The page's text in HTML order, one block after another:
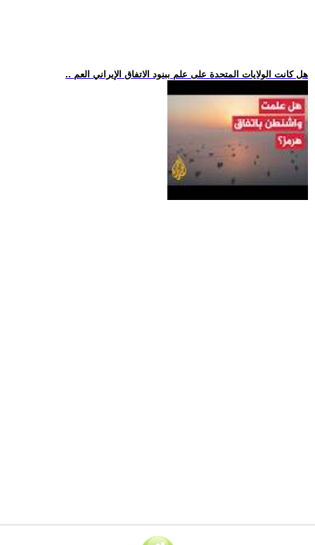
.. هل كانت الولايات المتحدة على علم ببنود الاتفاق الإيراني العم